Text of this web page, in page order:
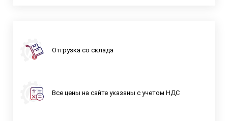
Отгрузка со склада
Все цены на сайте указаны с учетом НДС